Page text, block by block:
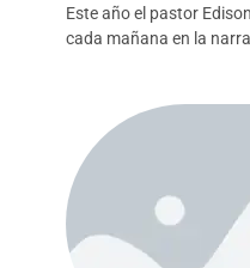
Este año el pastor
cada mañana en la